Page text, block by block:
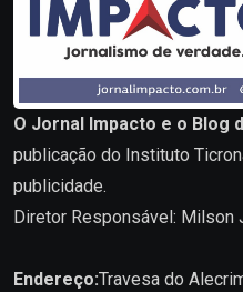
O Jornal Impacto e o Blog
publicação do Instituto
publicidade.
Diretor Responsável:
Endereço:Travesa do